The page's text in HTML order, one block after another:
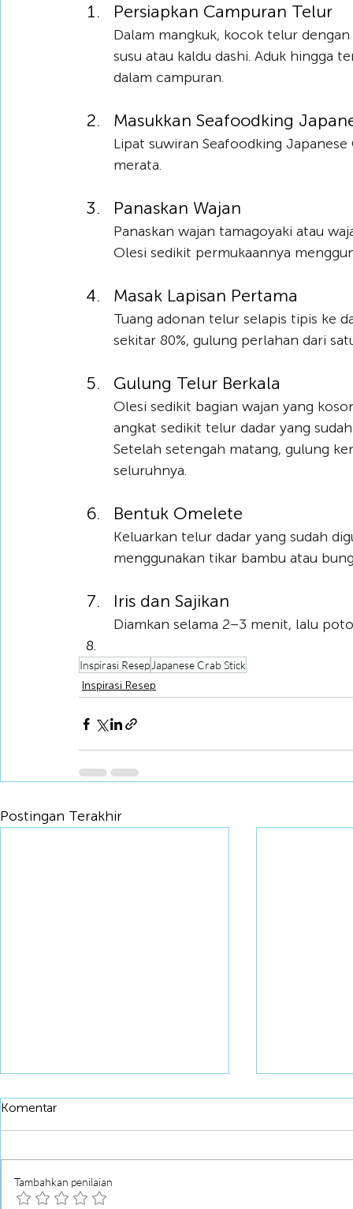
Persiapkan Campuran Telur
Dalam mangkuk, kocok telur
susu atau kaldu dashi. Aduk hingga
dalam campuran.
Masukkan Seafoodking
Lipat suwiran Seafoodking
merata.
Panaskan Wajan
Panaskan wajan tamagoyaki atau
Olesi sedikit permukaannya
Masak Lapisan Pertama
Tuang adonan telur selapis tipis ke
sekitar 80%, gulung perlahan dari
Gulung Telur Berkala
Olesi sedikit bagian wajan yang
angkat sedikit telur dadar yang
Setelah setengah matang, gulung
seluruhnya.
Bentuk Omelete
Keluarkan telur dadar yang sudah
menggunakan tikar bambu atau
Iris dan Sajikan
Diamkan selama 2–3 menit, lalu
Inspirasi Resep Japanese Crab Stick
Inspirasi Resep
Postingan Terakhir
Komentar
Tambahkan penilaian